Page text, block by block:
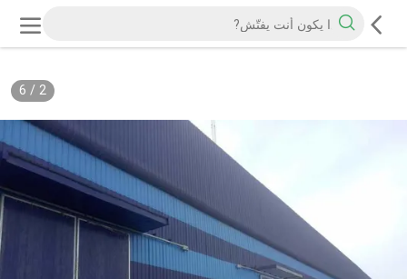
2
/
6